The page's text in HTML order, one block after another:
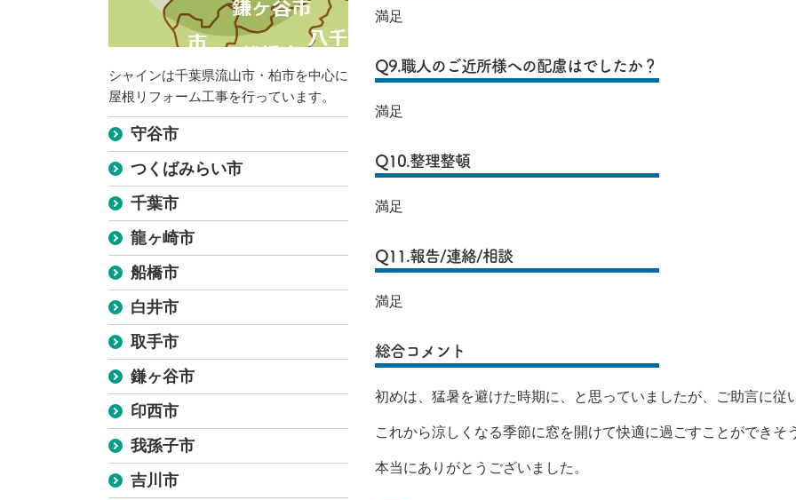
満足
Q9.職人のご近所様への配慮はでしたか？
満足
Q10.整理整頓
満足
Q11.報告/連絡/相談
満足
総合コメント
初めは、猛暑を避けた時期に、と思っていましたが、ご助言に従
これから涼しくなる季節に窓を開けて快適に過ごすことができそ
本当にありがとうございました。
シャインは千葉県流山市・柏市を中心に
屋根リフォーム工事を行っています。
守谷市
つくばみらい市
千葉市
龍ヶ崎市
船橋市
白井市
取手市
鎌ヶ谷市
印西市
我孫子市
吉川市